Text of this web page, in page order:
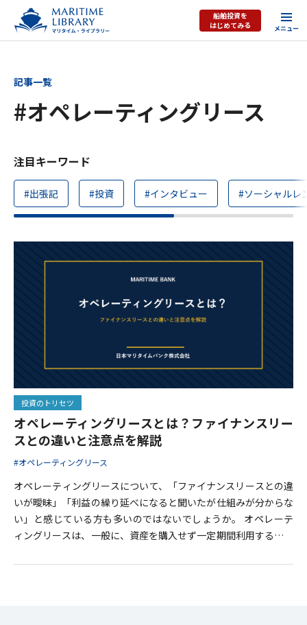
船舶投資を
はじめてみる
記事一覧
#オペレーティングリース
注目キーワード
#出張記 #投資 #インタビュー #ソーシャルレ
投資のトリセツ
オペレーティングリースとは？ファイナンスリー
スとの違いと注意点を解説
#オペレーティングリース
オペレーティングリースについて、「ファイナンスリースとの違
いが曖昧」「利益の繰り延べになると聞いたが仕組みが分からな
い」と感じている方も多いのではないでしょうか。 オペレーテ
ィングリースは、一般に、資産を購入せず一定期間利用する賃貸
当しない資産の賃貸借として扱われます。 本記事では、基本的な